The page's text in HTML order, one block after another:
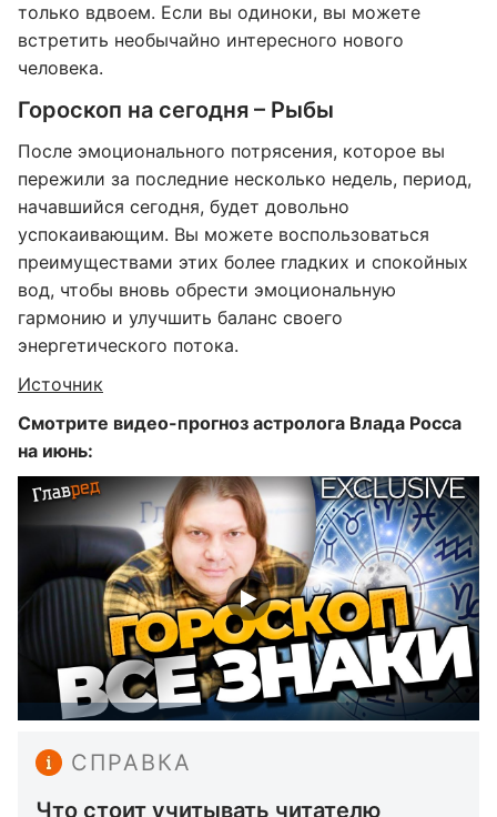
только вдвоем. Если вы одиноки, вы можете
встретить необычайно интересного нового
человека.
Гороскоп на сегодня – Рыбы
После эмоционального потрясения, которое вы
пережили за последние несколько недель, период,
начавшийся сегодня, будет довольно
успокаивающим. Вы можете воспользоваться
преимуществами этих более гладких и спокойных
вод, чтобы вновь обрести эмоциональную
гармонию и улучшить баланс своего
энергетического потока.
Источник
Смотрите видео-прогноз астролога Влада Росса
на июнь:
СПРАВКА
Что стоит учитывать читателю